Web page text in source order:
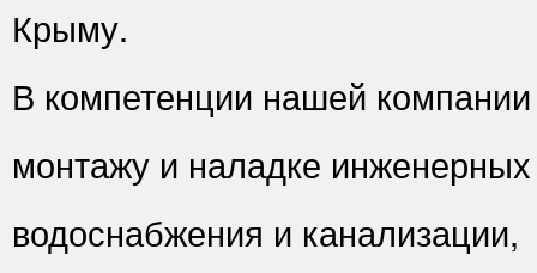
Крыму.
В компетенции нашей
монтажу и наладке
водоснабжения и канализации,